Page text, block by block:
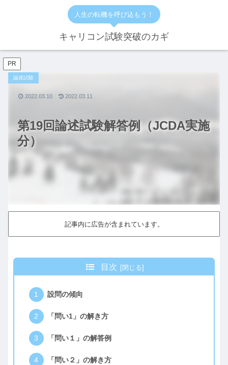
人生の転機を呼び込もう！
キャリコン試験突破のカギ
PR
第19回論述試験解答例（JCDA実施
分）
論述試験
2022.03.10 2022.03.11
記事内に広告が含まれています。
目次
設問の傾向
「問い1」の解き方
「問い１」の解答例
「問い２」の解き方